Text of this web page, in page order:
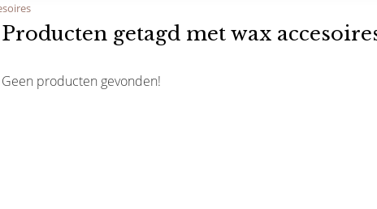
Producten getagd met wax
Geen producten gevonden!